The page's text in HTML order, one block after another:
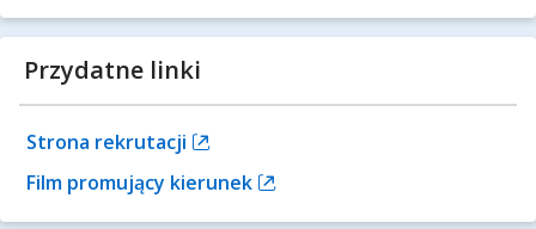
Przydatne linki
Strona rekrutacji
Film promujący kierunek